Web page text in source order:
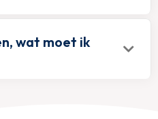
wat moet ik